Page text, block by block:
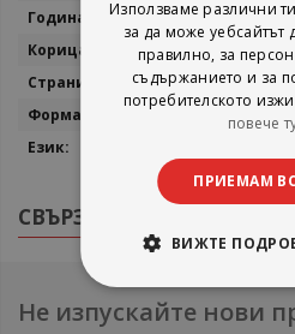
2002
Меки корици
192
СВЪРЗАНИ ПРОДУКТИ
Не изпускайте нови
Използваме различни
за да може уебсайтът
правилно, за
съдържанието и за
потребителското
повече
ПРИЕМАМ
ВИЖТЕ